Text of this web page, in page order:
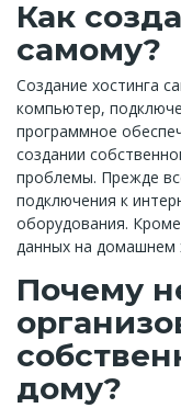
Как
самому?
Создание хостинга
компьютер,
программное
создании
проблемы. Прежде
подключения к
оборудования.
данных на домашнем
Почему
дому?